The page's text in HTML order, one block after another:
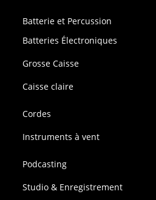
Batterie et Percussion
Batteries Électroniques
Grosse Caisse
Caisse claire
Cordes
Instruments à vent
Podcasting
Studio & Enregistrement